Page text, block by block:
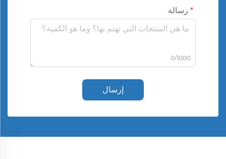
رسالة
0/1000
إرسال